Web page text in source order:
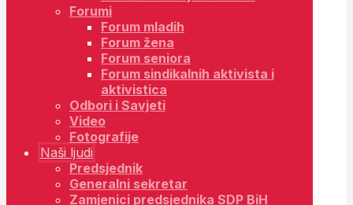
Forumi
Forum mladih
Forum žena
Forum seniora
Forum sindikalnih aktivista i
aktivistica
Odbori i Savjeti
Video
Fotografije
Naši ljudi
Predsjednik
Generalni sekretar
Zamjenici predsjednika SDP BiH